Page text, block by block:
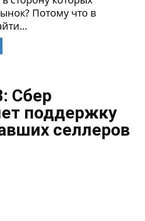
Потому что в
Сбер
поддержку
селлеров